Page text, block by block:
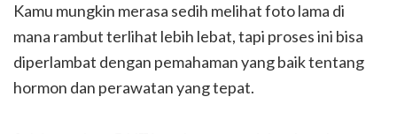
Kamu mungkin merasa sedih melihat foto lama di
mana rambut terlihat lebih lebat, tapi proses ini bisa
diperlambat dengan pemahaman yang baik tentang
hormon dan perawatan yang tepat.